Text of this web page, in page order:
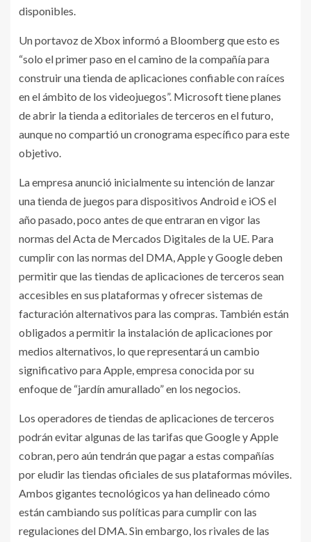
disponibles.
Un portavoz de Xbox informó a Bloomberg que esto es
“solo el primer paso en el camino de la compañía para
construir una tienda de aplicaciones confiable con raíces
en el ámbito de los videojuegos”. Microsoft tiene planes
de abrir la tienda a editoriales de terceros en el futuro,
aunque no compartió un cronograma específico para este
objetivo.
La empresa anunció inicialmente su intención de lanzar
una tienda de juegos para dispositivos Android e iOS el
año pasado, poco antes de que entraran en vigor las
normas del Acta de Mercados Digitales de la UE. Para
cumplir con las normas del DMA, Apple y Google deben
permitir que las tiendas de aplicaciones de terceros sean
accesibles en sus plataformas y ofrecer sistemas de
facturación alternativos para las compras. También están
obligados a permitir la instalación de aplicaciones por
medios alternativos, lo que representará un cambio
significativo para Apple, empresa conocida por su
enfoque de “jardín amurallado” en los negocios.
Los operadores de tiendas de aplicaciones de terceros
podrán evitar algunas de las tarifas que Google y Apple
cobran, pero aún tendrán que pagar a estas compañías
por eludir las tiendas oficiales de sus plataformas móviles.
Ambos gigantes tecnológicos ya han delineado cómo
están cambiando sus políticas para cumplir con las
regulaciones del DMA. Sin embargo, los rivales de las